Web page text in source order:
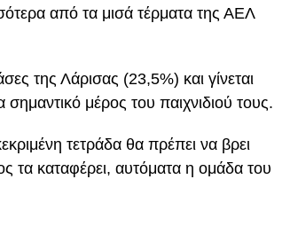
από τα μισά τέρματα της ΑΕΛ
της Λάρισας (23,5%) και γίνεται
μέρος του παιχνιδιού τους.
τετράδα θα πρέπει να βρει
τα καταφέρει, αυτόματα η ομάδα του